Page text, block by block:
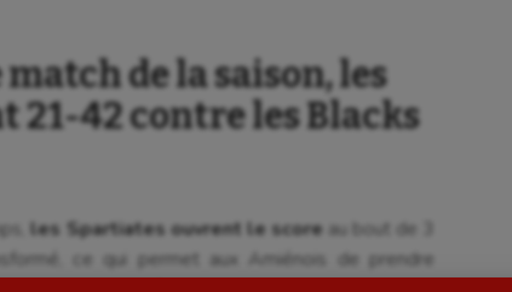
Kayak-polo
Moto
de la saison, les
21-42 contre les Blacks
les Spartiates ouvrent le score au bout de 3
ce qui permet aux Amiénois de prendre